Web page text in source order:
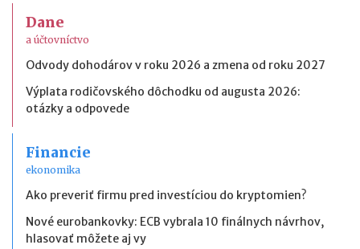
Dane
a účtovníctvo
Odvody dohodárov v roku 2026 a zmena od roku 2027
Výplata rodičovského dôchodku od augusta 2026:
otázky a odpovede
Financie
ekonomika
Ako preveriť firmu pred investíciou do kryptomien?
Nové eurobankovky: ECB vybrala 10 finálnych návrhov,
hlasovať môžete aj vy